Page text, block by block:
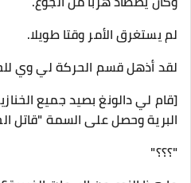
لم يستغرق الأمر وقتا طويلا.
لقد أذهل قسم الحركة لي وي
[قام لي دالونغ بصيد جميع
البرية وحصل على السمة "قاتل
"؟؟؟"